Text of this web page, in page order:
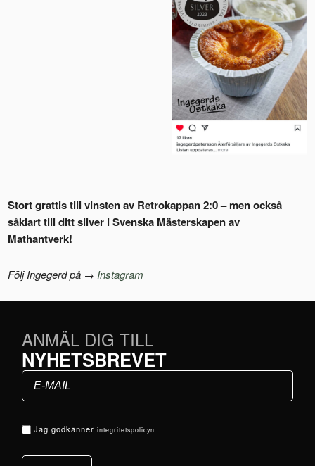
Stort grattis till vinsten av Retrokappan 2:0 – men också
såklart till ditt silver i Svenska Mästerskapen av
Mathantverk!
Följ Ingegerd på → Instagram
ANMÄL DIG TILL
NYHETSBREVET
Jag godkännerintegritetspolicyn